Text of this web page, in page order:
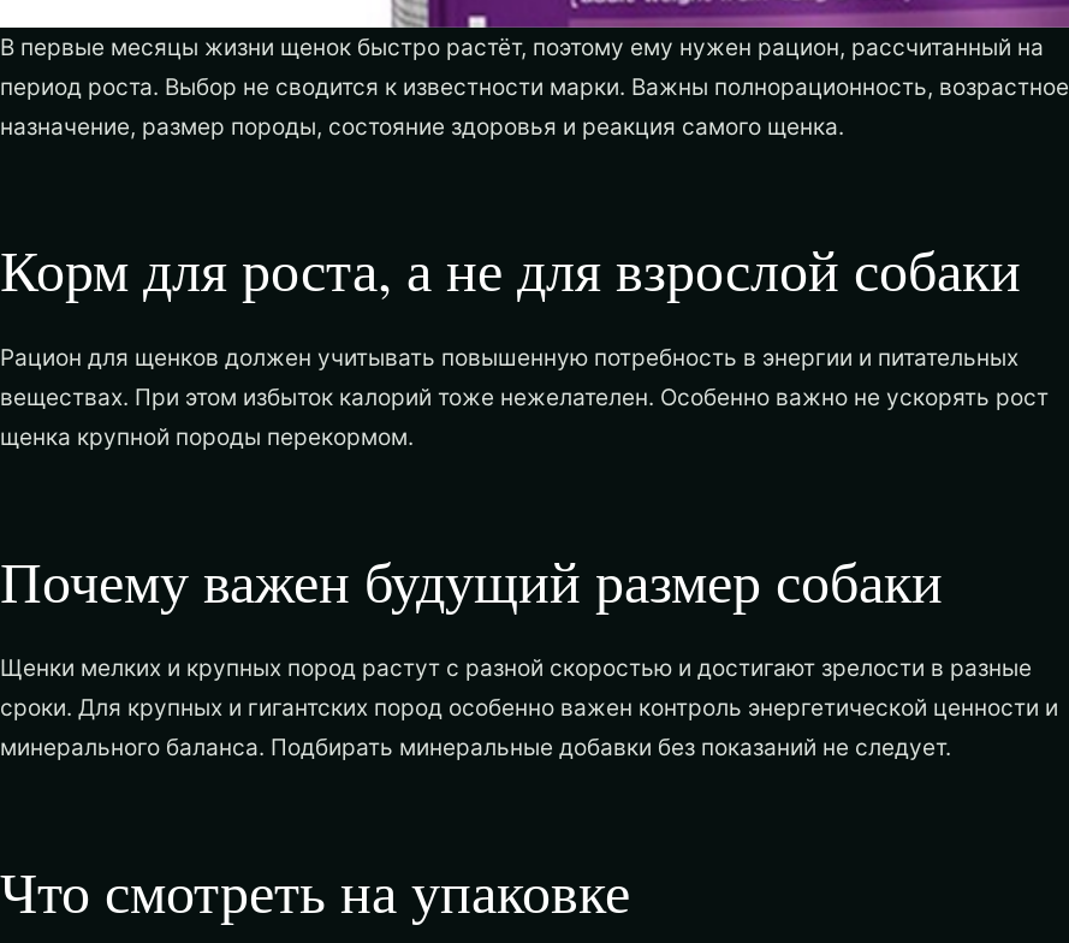
В первые месяцы жизни щенок быстро растёт, поэтому ему нужен рацион, рассчитанный на
период роста. Выбор не сводится к известности марки. Важны полнорационность, возрастное
назначение, размер породы, состояние здоровья и реакция самого щенка.
Корм для роста, а не для взрослой собаки
Рацион для щенков должен учитывать повышенную потребность в энергии и питательных
веществах. При этом избыток калорий тоже нежелателен. Особенно важно не ускорять рост
щенка крупной породы перекормом.
Почему важен будущий размер собаки
Щенки мелких и крупных пород растут с разной скоростью и достигают зрелости в разные
сроки. Для крупных и гигантских пород особенно важен контроль энергетической ценности и
минерального баланса. Подбирать минеральные добавки без показаний не следует.
Что смотреть на упаковке